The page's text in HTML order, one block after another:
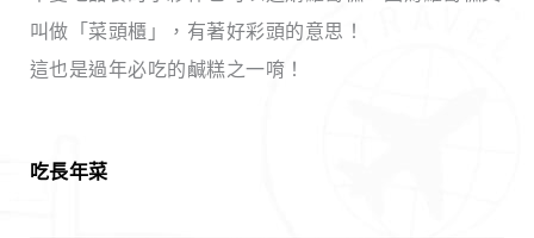
叫做「菜頭櫃」，有著好彩頭的意思！
這也是過年必吃的鹹糕之一唷！
吃長年菜